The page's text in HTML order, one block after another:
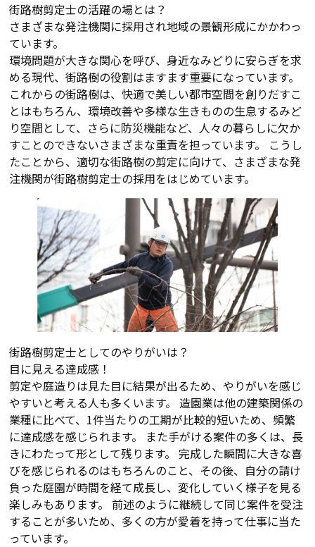
街路樹剪定士の活躍の場とは？
さまざまな発注機関に採用され地域の景観形成にかかわっ
ています。
環境問題が大きな関心を呼び、身近なみどりに安らぎを求
める現代、街路樹の役割はますます重要になっています。
これからの街路樹は、快適で美しい都市空間を創りだすこ
とはもちろん、環境改善や多様な生きものの生息するみど
り空間として、さらに防災機能など、人々の暮らしに欠か
すことのできないさまざまな重責を担っています。 こうし
たことから、適切な街路樹の剪定に向けて、さまざまな発
注機関が街路樹剪定士の採用をはじめています。
街路樹剪定士としてのやりがいは？
目に見える達成感！
剪定や庭造りは見た目に結果が出るため、やりがいを感じ
やすいと考える人も多くいます。 造園業は他の建築関係の
業種に比べて、1件当たりの工期が比較的短いため、頻繁
に達成感を感じられます。 また手がける案件の多くは、長
きにわたって形として残ります。 完成した瞬間に大きな喜
びを感じられるのはもちろんのこと、その後、自分の請け
負った庭園が時間を経て成長し、変化していく様子を見る
楽しみもあります。 前述のように継続して同じ案件を受注
することが多いため、多くの方が愛着を持って仕事に当た
っています。